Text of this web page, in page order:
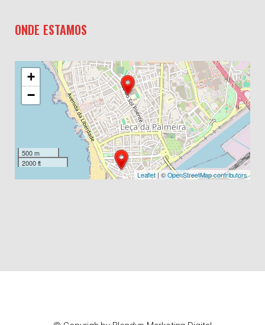
ONDE ESTAMOS
+
−
500 m
2000 ft
Leaflet | ©OpenStreetMap contributors